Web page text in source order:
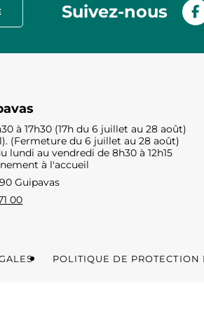
Suivez-nous
à 17h30 (17h du 6 juillet au 28 août)
(Fermeture du 6 juillet au 28 août)
lundi au vendredi de 8h30 à 12h15
à l'accueil
Guipavas
00
POLITIQUE DE